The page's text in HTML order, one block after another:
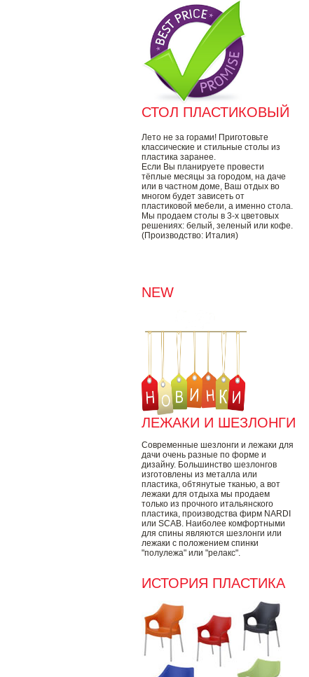
СТОЛ ПЛАСТИКОВЫЙ
Лето не за горами! Приготовьте
классические и стильные столы из
пластика заранее.
Если Вы планируете провести
тёплые месяцы за городом, на даче
или в частном доме, Ваш отдых во
многом будет зависеть от
пластиковой мебели, а именно стола.
Мы продаем столы в 3-х цветовых
решениях: белый, зеленый или кофе.
(Производство: Италия)
NEW
ЛЕЖАКИ И ШЕЗЛОНГИ
Современные шезлонги и лежаки для
дачи очень разные по форме и
дизайну. Большинство шезлонгов
изготовлены из металла или
пластика, обтянутые тканью, а вот
лежаки для отдыха мы продаем
только из прочного итальянского
пластика, производства фирм NARDI
или SCAB. Наиболее комфортными
для спины являются шезлонги или
лежаки с положением спинки
"полулежа" или "релакс".
ИСТОРИЯ ПЛАСТИКА